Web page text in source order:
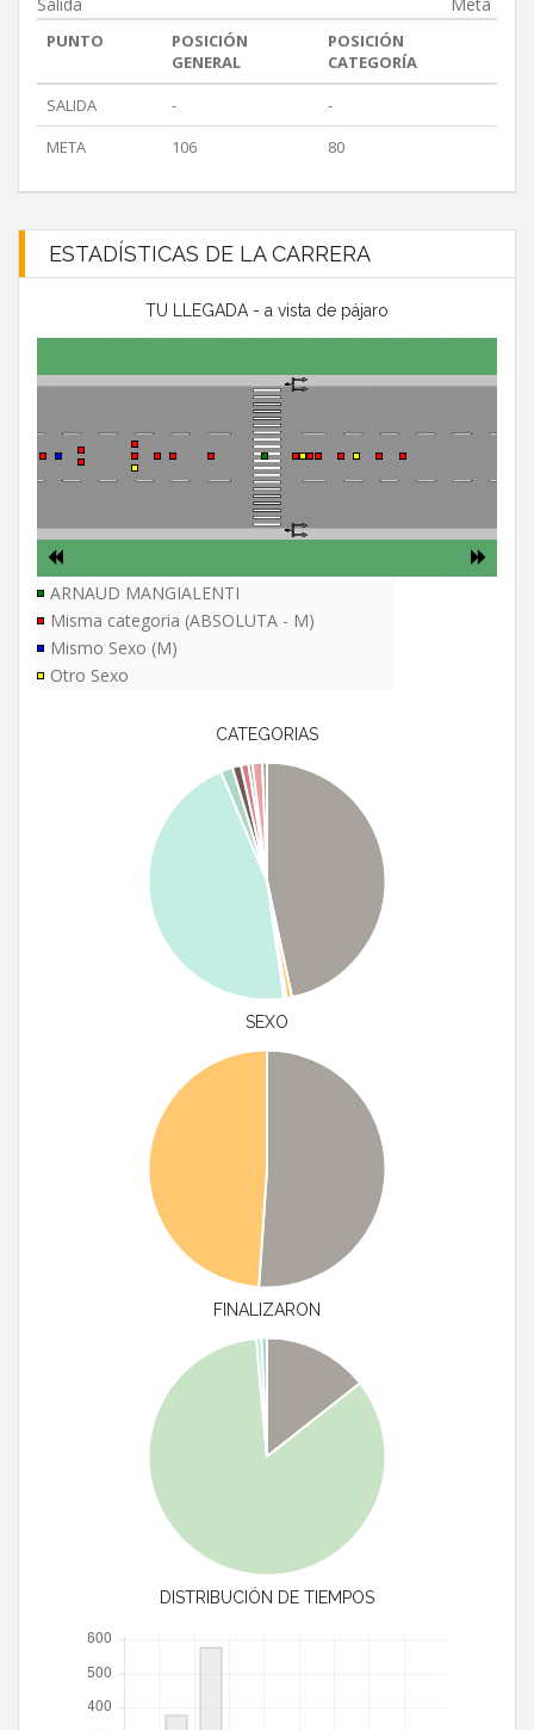
Salida Meta
PUNTO
POSICIÓN
GENERAL
POSICIÓN
CATEGORÍA
SALIDA
-
-
META
106 80
ESTADÍSTICAS DE LA CARRERA
TU LLEGADA - a vista de pájaro
ARNAUD MANGIALENTI
Misma categoria (ABSOLUTA - M)
Mismo Sexo (M)
Otro Sexo
CATEGORIAS
SEXO
FINALIZARON
DISTRIBUCIÓN DE TIEMPOS